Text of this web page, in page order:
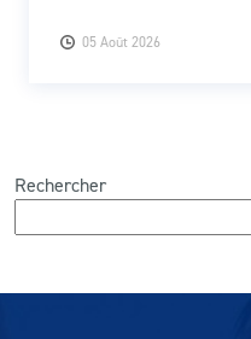
05 Août 2026
Rechercher